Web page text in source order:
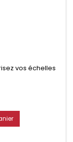
vos échelles
le